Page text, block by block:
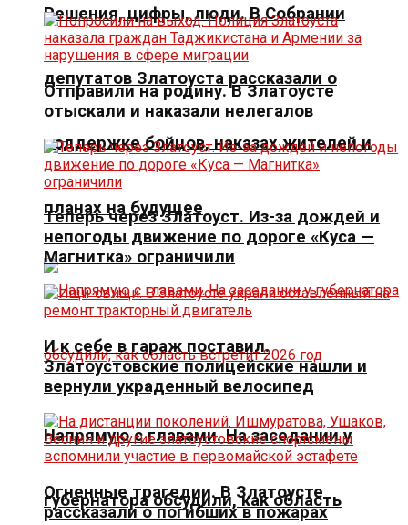
Решения, цифры, люди. В Собрании
депутатов Златоуста рассказали о
поддержке бойцов, наказах жителей и
планах на будущее
Напрямую с главами. На заседании у
губернатора обсудили, как область
Отправили на родину. В Златоусте
отыскали и наказали нелегалов
Теперь через Златоуст. Из-за дождей и
непогоды движение по дороге «Куса —
Магнитка» ограничили
И к себе в гараж поставил.
Златоустовские полицейские нашли и
вернули украденный велосипед
Огненные трагедии. В Златоусте
рассказали о погибших в пожарах